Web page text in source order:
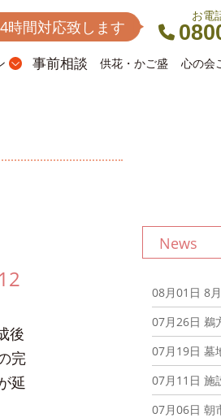
時間対応致します
お電
事前相談 供花・かご盛 心の会
後
完
延
News
08月01日 8月
07月26日 鵜方
07月19日 墓地
07月11日 施設
07月06日 朝